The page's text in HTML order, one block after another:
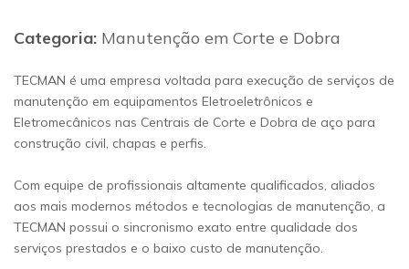
Categoria: Manutenção em Corte e Dobra
TECMAN é uma empresa voltada para execução de serviços de
manutenção em equipamentos Eletroeletrônicos e
Eletromecânicos nas Centrais de Corte e Dobra de aço para
construção civil, chapas e perfis.
Com equipe de profissionais altamente qualificados, aliados
aos mais modernos métodos e tecnologias de manutenção, a
TECMAN possui o sincronismo exato entre qualidade dos
serviços prestados e o baixo custo de manutenção.